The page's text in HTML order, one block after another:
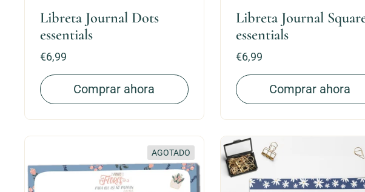
Libreta Journal Dots
essentials
Precio:
€6,99
Comprar ahora
Libreta Journal
essentials
Precio:
€6,99
Comprar ahora
AGOTADO